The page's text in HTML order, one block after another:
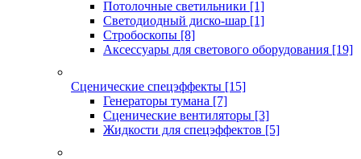
Потолочные светильники [1]
Светодиодный диско-шар [1]
Стробоскопы [8]
Аксессуары для светового оборудования [19]
Сценические спецэффекты [15]
Генераторы тумана [7]
Сценические вентиляторы [3]
Жидкости для спецэффектов [5]